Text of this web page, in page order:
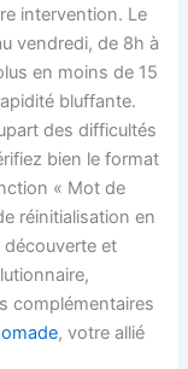
intervention. Le
vendredi, de 8h à
en moins de 15
bluffante.
des difficultés
bien le format
« Mot de
réinitialisation en
découverte et
complémentaires
, votre allié